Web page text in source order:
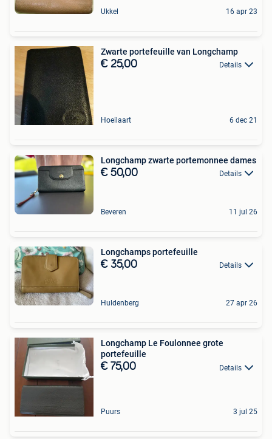
Ukkel 16 apr 23
Zwarte portefeuille van Longchamp
€ 25,00 Details
Hoeilaart 6 dec 21
Longchamp zwarte portemonnee dames
€ 50,00 Details
Beveren 11 jul 26
Longchamps portefeuille
€ 35,00 Details
Huldenberg 27 apr 26
Longchamp Le Foulonnee grote
portefeuille
€ 75,00 Details
Puurs 3 jul 25